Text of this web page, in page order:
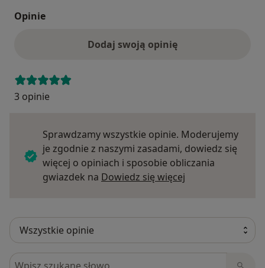
Opinie
Dodaj swoją opinię
3 opinie
Sprawdzamy wszystkie opinie. Moderujemy
je zgodnie z naszymi zasadami, dowiedz się
więcej o opiniach i sposobie obliczania
gwiazdek na Dowiedz się więcej
Szukaj w opiniach